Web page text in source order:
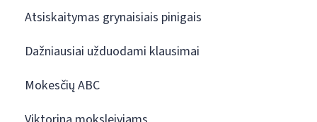
Atsiskaitymas grynaisiais pinigais
Dažniausiai užduodami klausimai
Mokesčių ABC